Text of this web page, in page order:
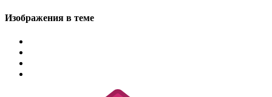
Изображения в теме